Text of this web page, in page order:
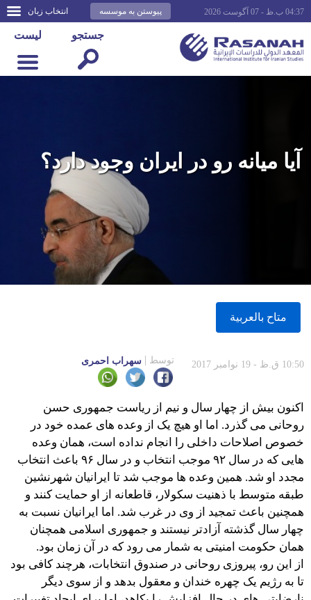
انتخاب زبان پیوستن به موسسه 04:37 ب.ظ - 07 آگوست 2026
لیست جستجو
آیا میانه رو در ایران وجود دارد؟
متاح بالعربية
10:50 ق.ظ - 19 نوامبر 2017 توسط سهراب احمری
اکنون بیش از چهار سال و نیم از ریاست جمهوری حسن
روحانی می گذرد. اما او هیچ یک از وعده های عمده خود در
خصوص اصلاحات داخلی را انجام نداده است، همان وعده
هایی که در سال ۹۲ موجب انتخاب و در سال ۹۶ باعث انتخاب
مجدد او شد. همین وعده ها موجب شد تا ایرانیان شهرنشین
طبقه متوسط با ذهنیت سکولار، قاطعانه از او حمایت کنند و
همچنین باعث تمجید از وی در غرب شد. اما ایرانیان نسبت به
چهار سال گذشته آزادتر نیستند و جمهوری اسلامی همچنان
همان حکومت امنیتی به شمار می رود که در آن زمان بود.
از این رو، پیروزی روحانی در صندوق انتخابات، هرچند کافی بود
تا به رژیم یک چهره خندان و معقول بدهد و از سوی دیگر